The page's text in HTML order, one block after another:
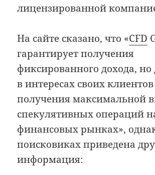
лицензированной
На сайте сказано, что «CFD
гарантирует получения
фиксированного дохода, но
в интересах своих
получения максимальной
спекулятивных операций
финансовых рынках»,
поисковиках приведена
информация: